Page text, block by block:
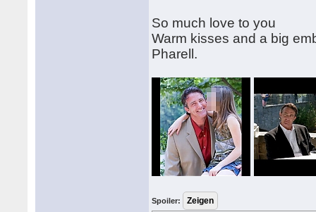
So much love to you
Warm kisses and a big
Pharell.
Spoiler: